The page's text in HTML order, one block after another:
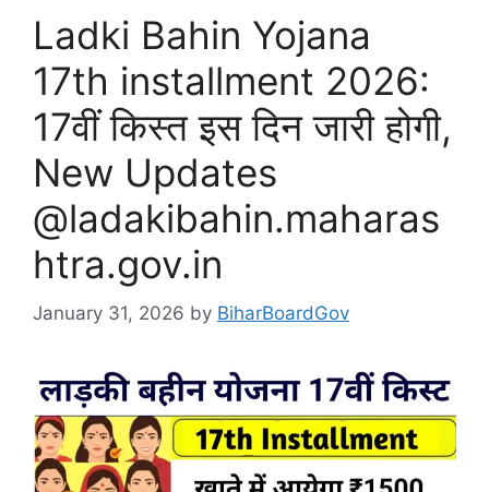
Ladki Bahin Yojana
17th installment 2026:
17वीं किस्त इस दिन जारी होगी,
New Updates
@ladakibahin.maharas
htra.gov.in
January 31, 2026 by BiharBoardGov